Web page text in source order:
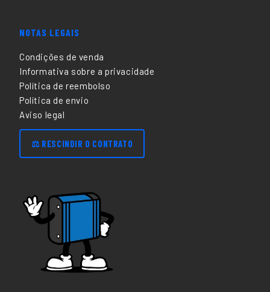
NOTAS LEGAIS
Condições de venda
Informativa sobre a privacidade
Política de reembolso
Política de envio
Aviso legal
⚖️ RESCINDIR O CONTRATO